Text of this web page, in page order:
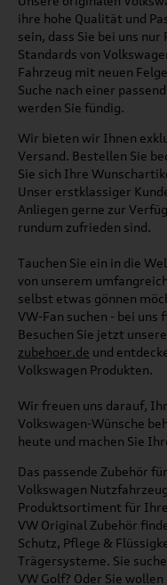
ihre hohe Qualität und
sein, dass Sie bei uns
Standards von
Fahrzeug mit neuen
Suche nach einer
werden Sie fündig.
Wir bieten wir Ihnen
Versand. Bestellen Sie
Sie sich Ihre
Unser erstklassiger
Anliegen gerne zur
rundum zufrieden sind.
Tauchen Sie ein in die
von unserem
selbst etwas gönnen
VW-Fan suchen - bei uns
Besuchen Sie jetzt
zubehoer.de und
Volkswagen Produkten.
Wir freuen uns darauf,
Volkswagen-Wünsche
heute und machen Sie
Das passende Zubehör
Volkswagen
Produktsortiment für
VW Original Zubehör
Schutz, Pflege &
Trägersysteme. Sie
VW Golf? Oder Sie